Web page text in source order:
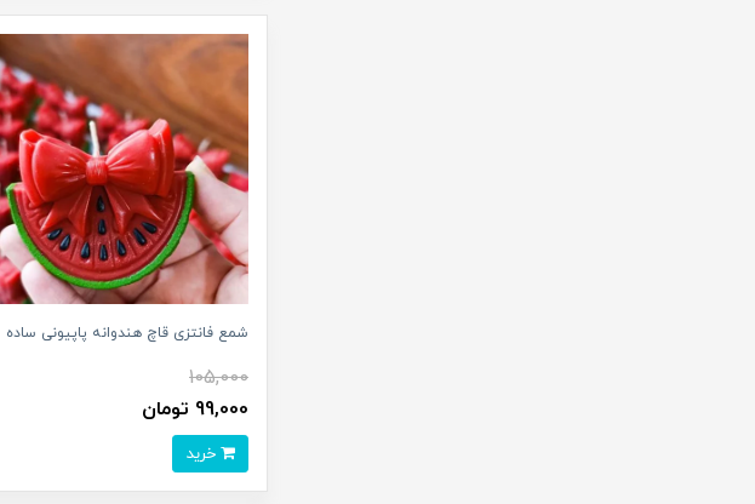
شمع فانتزی قاچ هندوانه پاپیونی ساده
105,000
99,000 تومان